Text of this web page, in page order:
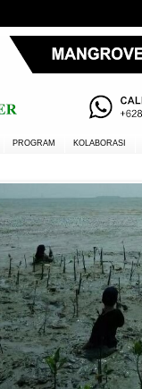
PROGRAM KOLABORASI